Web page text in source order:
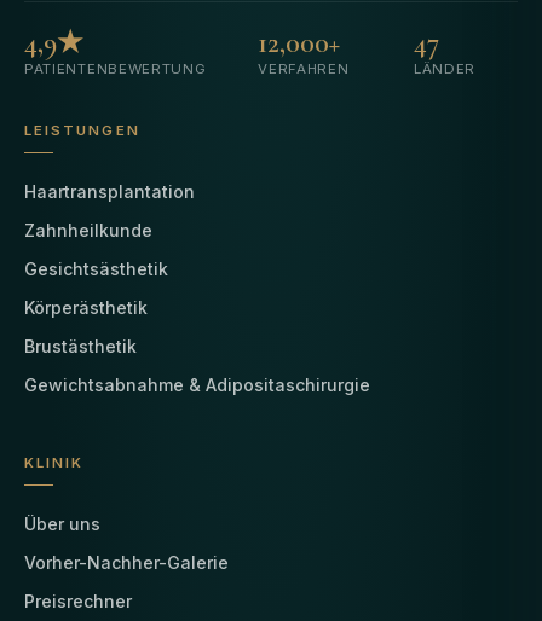
4,9★
PATIENTENBEWERTUNG
12,000+
VERFAHREN
47
LÄNDER
LEISTUNGEN
Haartransplantation
Zahnheilkunde
Gesichtsästhetik
Körperästhetik
Brustästhetik
Gewichtsabnahme & Adipositaschirurgie
KLINIK
Über uns
Vorher-Nachher-Galerie
Preisrechner